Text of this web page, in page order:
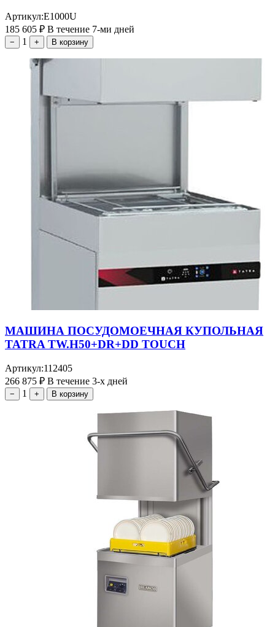
Артикул:E1000U
185 605 ₽ В течение 7-ми дней
− 1 + В корзину
МАШИНА ПОСУДОМОЕЧНАЯ КУПОЛЬНАЯ
TATRA TW.H50+DR+DD TOUCH
Артикул:112405
266 875 ₽ В течение 3-х дней
− 1 + В корзину